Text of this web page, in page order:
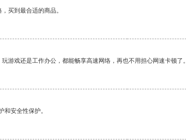
买到最合适的商品。
游戏还是工作办公，都能畅享高速网络，再也不用担心网速卡顿了。
安全性保护。